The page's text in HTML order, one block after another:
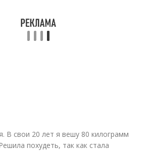
В свои 20 лет я вешу 80 килограмм
похудеть, так как стала